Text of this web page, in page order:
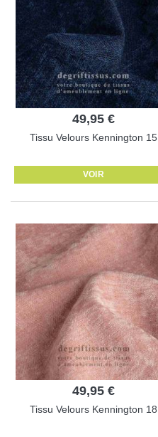
49,95 €
Tissu Velours Kennington 15
VOIR
49,95 €
Tissu Velours Kennington 18